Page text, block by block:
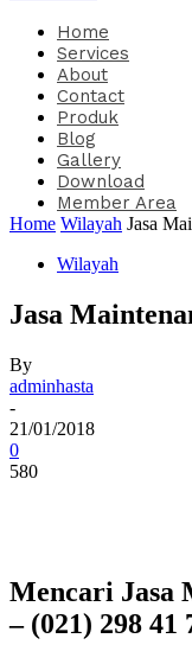
Home
Services
About
Contact
Produk
Blog
Gallery
Download
Member Area
Home Wilayah Jasa
Wilayah
Jasa
By
adminhasta
-
21/01/2018
0
580
Mencari Jasa
– (021) 298 41